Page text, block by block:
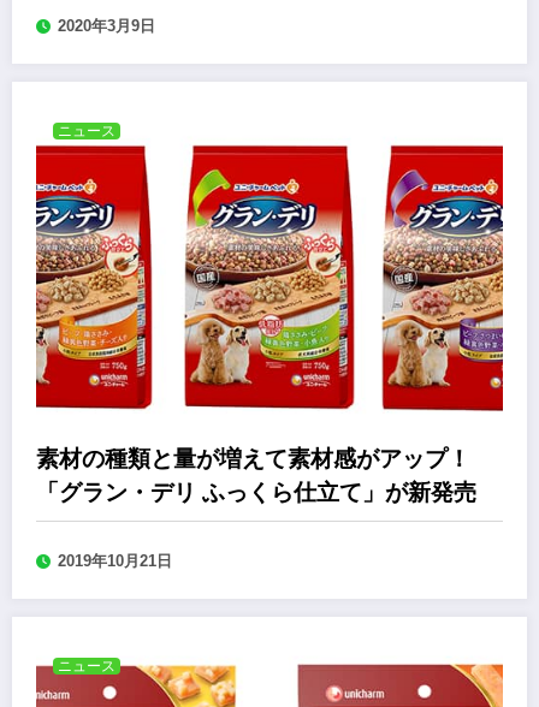
2020年3月9日
ニュース
素材の種類と量が増えて素材感がアップ！
「グラン・デリ ふっくら仕立て」が新発売
2019年10月21日
ニュース